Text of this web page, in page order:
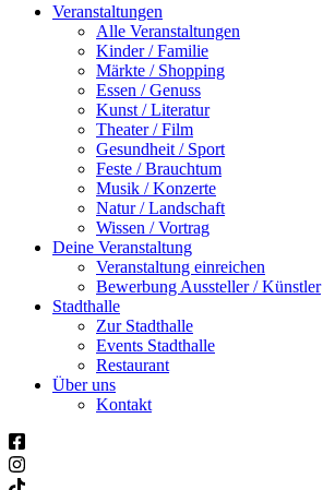
Veranstaltungen
Alle Veranstaltungen
Kinder / Familie
Märkte / Shopping
Essen / Genuss
Kunst / Literatur
Theater / Film
Gesundheit / Sport
Feste / Brauchtum
Musik / Konzerte
Natur / Landschaft
Wissen / Vortrag
Deine Veranstaltung
Veranstaltung einreichen
Bewerbung Aussteller / Künstler
Stadthalle
Zur Stadthalle
Events Stadthalle
Restaurant
Über uns
Kontakt